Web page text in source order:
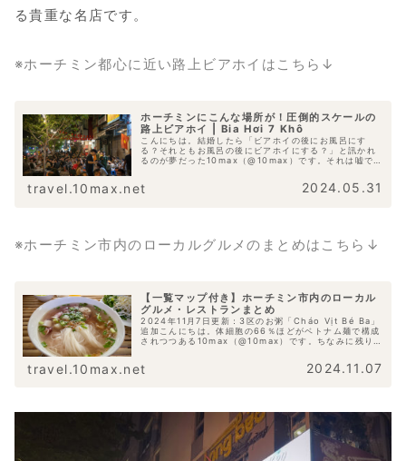
る貴重な名店です。
※ホーチミン都心に近い路上ビアホイはこちら↓
ホーチミンにこんな場所が！圧倒的スケールの
路上ビアホイ | Bia Hơi 7 Khô
こんにちは。結婚したら「ビアホイの後にお風呂にす
る？それともお風呂の後にビアホイにする？」と訊かれ
るのが夢だった10max（@10max）です。それは嘘です
や、もはやこれはビアホイの範疇に収ま...
travel.10max.net 2024.05.31
※ホーチミン市内のローカルグルメのまとめはこちら↓
【一覧マップ付き】ホーチミン市内のローカル
グルメ・レストランまとめ
2024年11月7日更新：3区のお粥「Cháo Vịt Bé Ba」
追加こんにちは。体細胞の66％ほどがベトナム麺で構成
されつつある10max（@10max）です。ちなみに残りの
travel.10max.net 2024.11.07